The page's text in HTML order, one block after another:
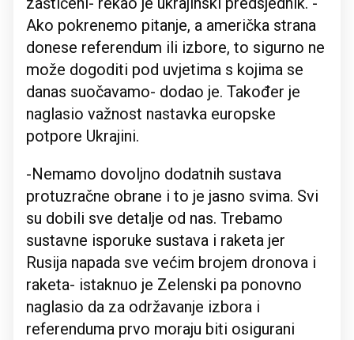
Ako pokrenemo pitanje, a američka strana
donese referendum ili izbore, to sigurno ne
može dogoditi pod uvjetima s kojima se
danas suočavamo- dodao je. Također je
naglasio važnost nastavka europske
potpore Ukrajini.
-Nemamo dovoljno dodatnih sustava
protuzračne obrane i to je jasno svima. Svi
su dobili sve detalje od nas. Trebamo
sustavne isporuke sustava i raketa jer
Rusija napada sve većim brojem dronova i
raketa- istaknuo je Zelenski pa ponovno
naglasio da za održavanje izbora i
referenduma prvo moraju biti osigurani